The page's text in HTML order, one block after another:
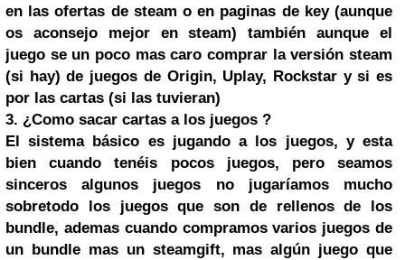
en las ofertas de steam o en paginas de key (aunque
os aconsejo mejor en steam) también aunque el
juego se un poco mas caro comprar la versión steam
(si hay) de juegos de Origin, Uplay, Rockstar y si es
por las cartas (si las tuvieran)
3. ¿Como sacar cartas a los juegos ?
El sistema básico es jugando a los juegos, y esta
bien cuando tenéis pocos juegos, pero seamos
sinceros algunos juegos no jugaríamos mucho
sobretodo los juegos que son de rellenos de los
bundle, ademas cuando compramos varios juegos de
un bundle mas un steamgift, mas algún juego que